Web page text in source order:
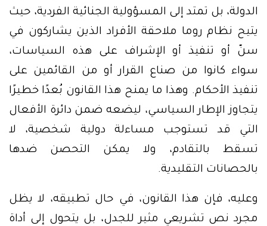
الدولة، بل تمتد إلى المسؤولية الجنائية الفردية، حيث
يتيح نظام روما ملاحقة الأفراد الذين يشاركون في
سنّ أو تنفيذ أو الإشراف على هذه السياسات،
سواء كانوا من صناع القرار أو من القائمين على
تنفيذ الأحكام. وهذا ما يمنح هذا القانون بُعدًا خطيرًا
يتجاوز الإطار السياسي، ليضعه ضمن دائرة الأفعال
التي قد تستوجب مساءلة دولية شخصية، لا
تسقط بالتقادم، ولا يمكن التحصن ضدها
بالحصانات التقليدية.
وعليه، فإن هذا القانون، في حال تطبيقه، لا يظل
مجرد نص تشريعي مثير للجدل، بل يتحول إلى أداة